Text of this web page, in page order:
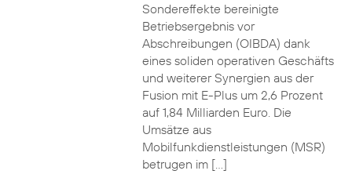
Sondereffekte bereinigte
Betriebsergebnis vor
Abschreibungen (OIBDA) dank
eines soliden operativen Geschäfts
und weiterer Synergien aus der
Fusion mit E-Plus um 2,6 Prozent
auf 1,84 Milliarden Euro. Die
Umsätze aus
Mobilfunkdienstleistungen (MSR)
betrugen im […]